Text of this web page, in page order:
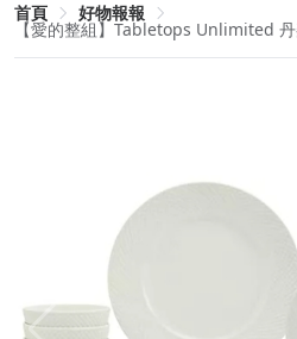
首頁 好物報報
【愛的整組】Tabletops Unlimited